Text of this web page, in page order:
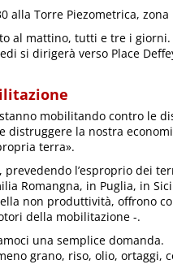
alla Torre Piezometrica, zona
al mattino, tutti e tre i giorni.
si dirigerà verso Place
mobilitando contro le
distruggere la nostra
terra».
l’esproprio dei
Romangna, in Puglia, in
non produttività, offrono
della mobilitazione -.
una semplice domanda.
grano, riso, olio, ortaggi,